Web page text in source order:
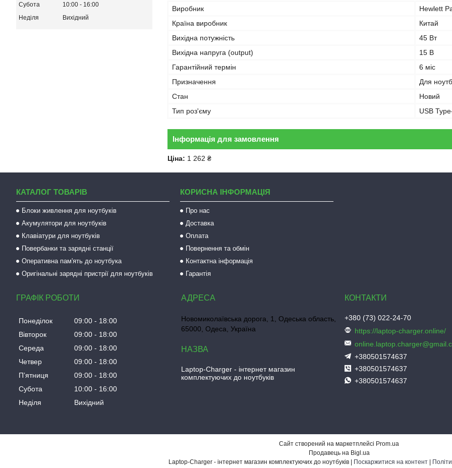
Виробник
Hewlett
Країна виробник
Китай
Вихідна потужність
45 Вт
Вихідна напруга (output)
15 В
Гарантійний термін
6 міс
Призначення
Для
Стан
Новий
Тип роз'єму
USB
Інформація для замовлення
Ціна: 1 262 ₴
Субота
10:00
16:00
Неділя
Вихідний
КАТАЛОГ ТОВАРІВ
Блоки живлення для ноутбуків
Акумулятори для ноутбуків
Клавіатури для ноутбуків
Повербанки та зарядні станції
Оперативна пам'ять до ноутбука
Оригінальні зарядні пристрії для ноутбуків
КОРИСНА ІНФОРМАЦІЯ
Про нас
Доставка
Оплата
Повернення та обмін
Контактна інформація
Гарантія
ГРАФІК РОБОТИ
Понеділок 09:00
18:00
Вівторок
09:00
18:00
Середа
09:00
18:00
Четвер
09:00
18:00
Пʼятниця
09:00
18:00
Субота
10:00
16:00
Неділя
Вихідний
Новомиколаївська дорога, 1, Одеська область,
65000, Одеса, Україна
Laptop-Charger - інтернет магазин
комплектуючих до ноутбуків
+380 (73) 022-24-70
https://laptop-charger.online/
+380501574637
+380501574637
+380501574637
Сайт створений на маркетплейсі Prom.ua
Продавець на Bigl.ua
Поскаржитися на контент